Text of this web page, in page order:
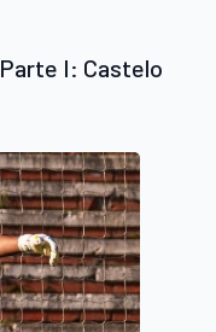
I: Castelo